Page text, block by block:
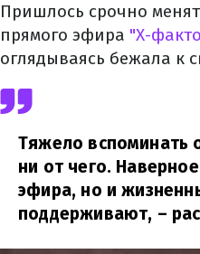
Пришлось срочно
прямого эфира "Х-
оглядываясь бежала к
Тяжело вспоминать
ни от чего.
эфира, но и
поддерживают, –